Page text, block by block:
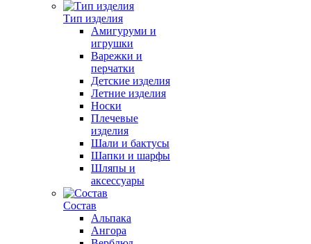
Тип изделия
Амигуруми и
игрушки
Варежки и
перчатки
Детские изделия
Летние изделия
Носки
Плечевые
изделия
Шали и бактусы
Шапки и шарфы
Шляпы и
аксессуары
Состав
Альпака
Ангора